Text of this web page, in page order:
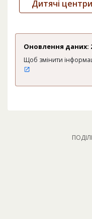
Дитячі
Оновлення даних:
Щоб змінити